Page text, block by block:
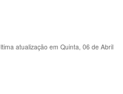
atualização em Quinta, 06 de Abril